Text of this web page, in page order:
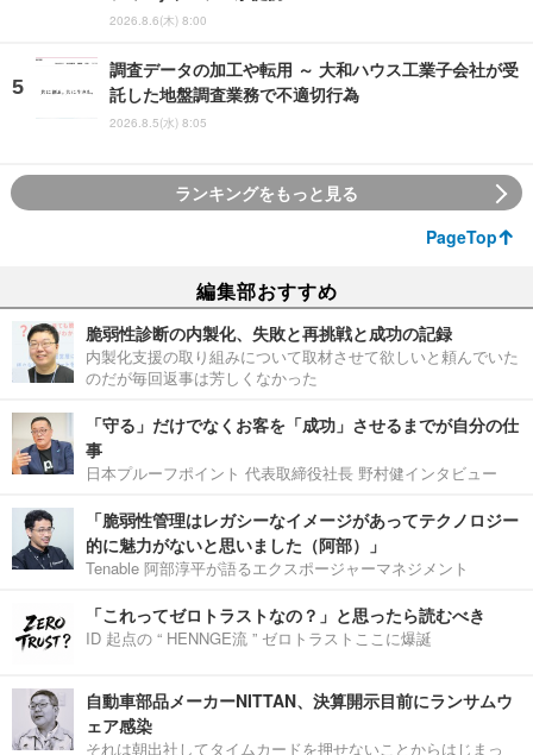
2026.8.6(木) 8:00
調査データの加工や転用 ～ 大和ハウス工業子会社が受
託した地盤調査業務で不適切行為
2026.8.5(水) 8:05
ランキングをもっと見る
PageTop
編集部おすすめ
脆弱性診断の内製化、失敗と再挑戦と成功の記録
内製化支援の取り組みについて取材させて欲しいと頼んでいた
のだが毎回返事は芳しくなかった
「守る」だけでなくお客を「成功」させるまでが自分の仕
事
日本プルーフポイント 代表取締役社長 野村健インタビュー
「脆弱性管理はレガシーなイメージがあってテクノロジー
的に魅力がないと思いました（阿部）」
Tenable 阿部淳平が語るエクスポージャーマネジメント
「これってゼロトラストなの？」と思ったら読むべき
ID 起点の “ HENNGE流 ” ゼロトラストここに爆誕
自動車部品メーカーNITTAN、決算開示目前にランサムウ
ェア感染
それは朝出社してタイムカードを押せないことからはじまっ